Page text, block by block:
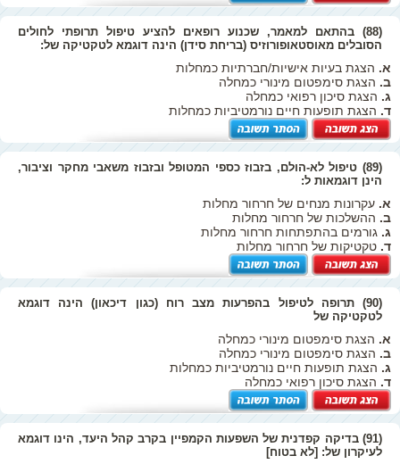
(88) בהתאם למאמר, שכנוע רופאים להציע טיפול תרופתי לחולים
הסובלים מאוסטאופורוזיס (בריחת סידן) הינה דוגמא לטקטיקה של:
א. הצגת בעיות אישיות/חברתיות כמחלות
ב. הצגת סימפטום מינורי כמחלה
ג. הצגת סיכון רפואי כמחלה
ד. הצגת תופעות חיים נורמטיביות כמחלות
(89) טיפול לא-הולם, בזבוז כספי המטופל ובזבוז משאבי מחקר וציבור,
הינן דוגמאות ל:
א. עקרונות מנחים של חרחור מחלות
ב. ההשלכות של חרחור מחלות
ג. גורמים בהתפתחות חרחור מחלות
ד. טקטיקות של חרחור מחלות
(90) תרופה לטיפול בהפרעות מצב רוח (כגון דיכאון) הינה דוגמא
לטקטיקה של
א. הצגת סימפטום מינורי כמחלה
ב. הצגת סימפטום מינורי כמחלה
ג. הצגת תופעות חיים נורמטיביות כמחלות
ד. הצגת סיכון רפואי כמחלה
(91) בדיקה קפדנית של השפעות הקמפיין בקרב קהל היעד, הינו דוגמא
לעיקרון של: [לא בטוח]